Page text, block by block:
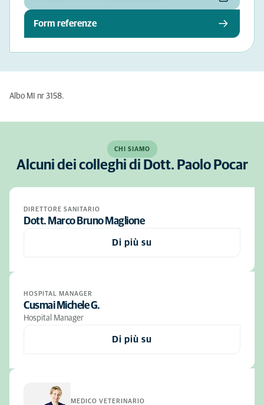
Form referenze
Albo MI nr 3158.
CHI SIAMO
Alcuni dei colleghi di Dott. Paolo Pocar
DIRETTORE SANITARIO
Dott. Marco Bruno Maglione
Di più su
HOSPITAL MANAGER
Cusmai Michele G.
Hospital Manager
Di più su
MEDICO VETERINARIO